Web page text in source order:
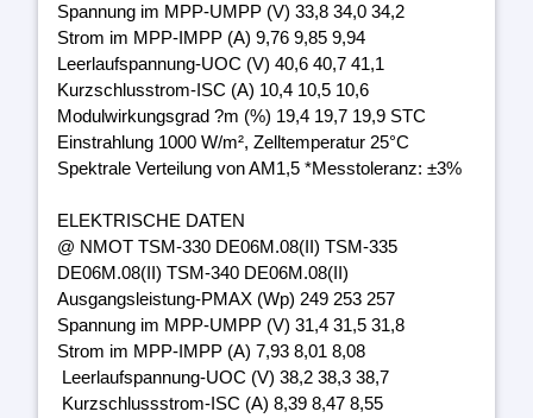
Spannung im MPP-UMPP (V) 33,8 34,0 34,2
Strom im MPP-IMPP (A) 9,76 9,85 9,94
Leerlaufspannung-UOC (V) 40,6 40,7 41,1
Kurzschlusstrom-ISC (A) 10,4 10,5 10,6
Modulwirkungsgrad ?m (%) 19,4 19,7 19,9 STC
Einstrahlung 1000 W/m², Zelltemperatur 25°C
Spektrale Verteilung von AM1,5 *Messtoleranz: ±3%
ELEKTRISCHE DATEN
@ NMOT TSM-330 DE06M.08(II) TSM-335
DE06M.08(II) TSM-340 DE06M.08(II)
Ausgangsleistung-PMAX (Wp) 249 253 257
Spannung im MPP-UMPP (V) 31,4 31,5 31,8
Strom im MPP-IMPP (A) 7,93 8,01 8,08
Leerlaufspannung-UOC (V) 38,2 38,3 38,7
Kurzschlussstrom-ISC (A) 8,39 8,47 8,55